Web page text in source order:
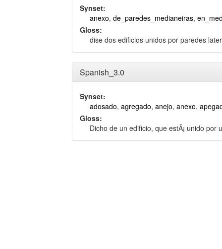
Synset:
anexo, de_paredes_medianeiras,
Gloss:
dise dos edificios unidos por paredes
Spanish_3.0
Synset:
adosado, agregado, anejo, anexo,
Gloss:
Dicho de un edificio, que estÃ¡ unido por